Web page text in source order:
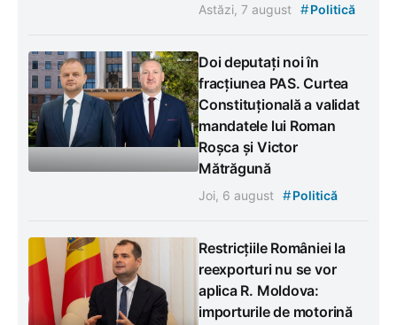
Astăzi, 7 august #Politică
Doi deputați noi în
fracțiunea PAS. Curtea
Constituțională a validat
mandatele lui Roman
Roșca și Victor
Mătrăgună
Joi, 6 august #Politică
Restricțiile României la
reexporturi nu se vor
aplica R. Moldova:
importurile de motorină